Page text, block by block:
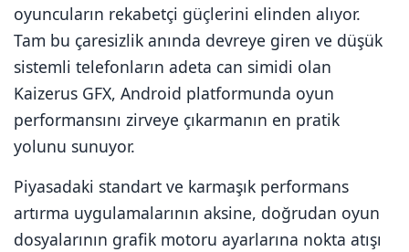
oyuncuların rekabetçi güçlerini elinden alıyor.
Tam bu çaresizlik anında devreye giren ve düşük
sistemli telefonların adeta can simidi olan
Kaizerus GFX, Android platformunda oyun
performansını zirveye çıkarmanın en pratik
yolunu sunuyor.
Piyasadaki standart ve karmaşık performans
artırma uygulamalarının aksine, doğrudan oyun
dosyalarının grafik motoru ayarlarına nokta atışı